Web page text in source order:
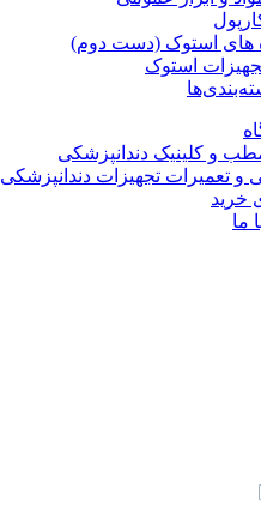
های استوک (دست دوم)
استوک
و کلینیک دندانپزشکی
و تعمیرات تجهیزات دندانپزشکی
خرید
ما